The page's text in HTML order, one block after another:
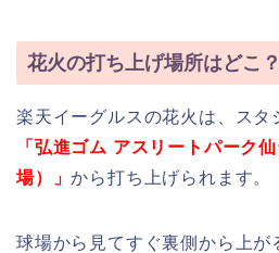
花火の打ち上げ場所はどこ？
楽天イーグルスの花火は、スタ
「弘進ゴム アスリートパーク
場）」から打ち上げられます。
球場から見てすぐ裏側から上が